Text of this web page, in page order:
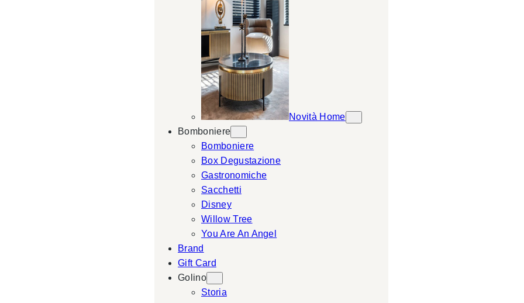
Novità Home
Bomboniere
Bomboniere
Box Degustazione
Gastronomiche
Sacchetti
Disney
Willow Tree
You Are An Angel
Brand
Gift Card
Golino
Storia